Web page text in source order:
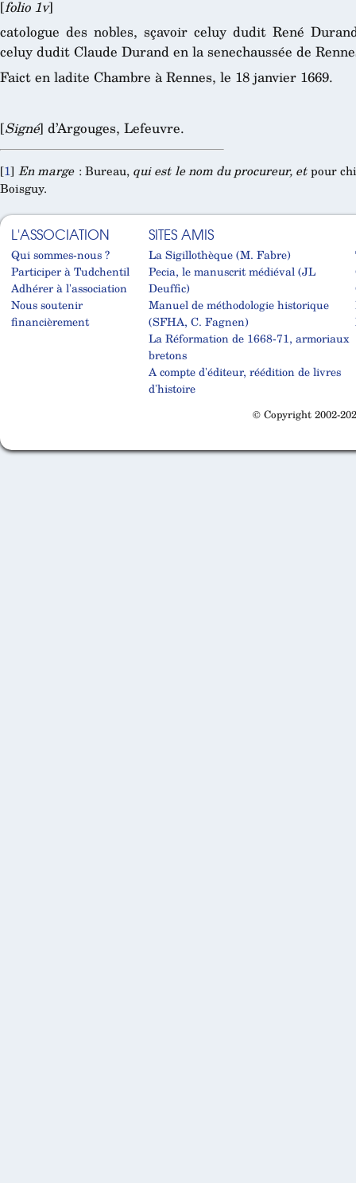
[folio 1v]
catologue des nobles, sçavoir celuy dudit René
celuy dudit Claude Durand en la senechaussée de
Faict en ladite Chambre à Rennes, le 18 janvier 1669.
[Signé] d’Argouges, Lefeuvre.
[1]En marge: Bureau, qui est le nom du procureur, etpour
Boisguy.
L'ASSOCIATION
Qui sommes-nous ?
Participer à Tudchentil
Adhérer à l'association
Nous soutenir
financièrement
SITES AMIS
La Sigillothèque (M. Fabre)
Pecia, le manuscrit médiéval (JL
Deuffic)
Manuel de méthodologie historique
(SFHA, C. Fagnen)
La Réformation de 1668-71, armoriaux
bretons
A compte d'éditeur, réédition de livres
d'histoire
© Copyright 2002-